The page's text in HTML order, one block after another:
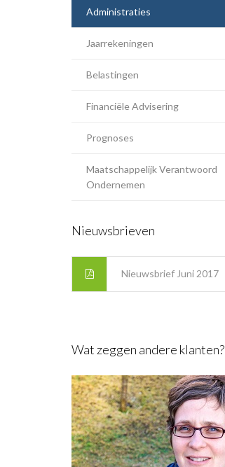
Administraties
Jaarrekeningen
Belastingen
Financiële Advisering
Prognoses
Maatschappelijk Verantwoord
Ondernemen
Nieuwsbrieven
Nieuwsbrief Juni 2017
Wat zeggen andere klanten?